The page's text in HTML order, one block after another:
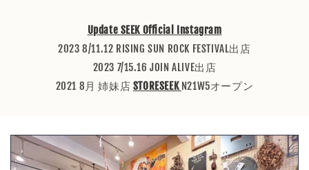
Update SEEK Official Instagram
2023 8/11.12 RISING SUN ROCK FESTIVAL出店
2023 7/15.16 JOIN ALIVE出店
2021 8月 姉妹店 STORESEEK N21W5オープン